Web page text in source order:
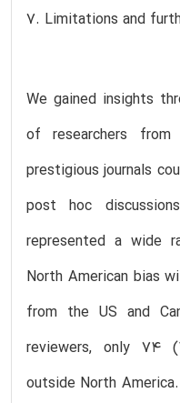
7. Limitations and
We gained insights
of researchers
prestigious journals
post hoc
represented a wide
North American bias
from the US and
reviewers, only 74
outside North